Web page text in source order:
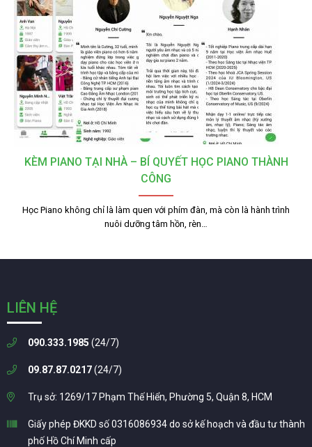
KÈM PIANO TẠI NHÀ – BÍ QUYẾT HỌC PIANO THÀNH
CÔNG
Học Piano không chỉ là làm quen với phím đàn, mà còn là hành trình
nuôi dưỡng tâm hồn, rèn…
LIÊN HỆ
090.333.1985 (24/7)
09.87.87.0217(24/7)
Trụ sở: 1269/17 Phạm Thế Hiển, Phường 5, Quận 8, HCM
Giấy phép ĐKKD số 0316086934 do sở kế hoạch và đầu tư thành
phố Hồ Chí Minh cấp